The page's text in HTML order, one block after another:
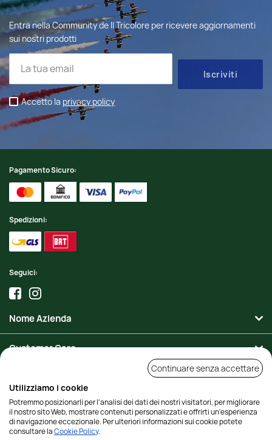
Entra nella Community de Il Tricolore per ricevere aggiornamenti
sui nostri prodotti
Accetto la privacy policy
Pagamento Sicuro:
Spedizioni:
Seguici:
Nome Azienda
Customer Care
Contatti
Continuare senza accettare
Utilizziamo i cookie
Potremmo posizionarli per l'analisi dei dati dei nostri visitatori, per migliorare
il nostro sito Web, mostrare contenuti personalizzati e offrirti un'esperienza
di navigazione eccezionale. Per ulteriori informazioni sui cookie potete
consultare laCookie Policy.